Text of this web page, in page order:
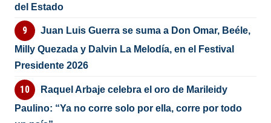
del Estado
Juan Luis Guerra se suma a Don Omar, Beéle,
Milly Quezada y Dalvin La Melodía, en el Festival
Presidente 2026
Raquel Arbaje celebra el oro de Marileidy
Paulino: “Ya no corre solo por ella, corre por todo